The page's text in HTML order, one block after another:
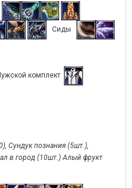
Сиды
комплект
Сундук познания (5шт.),
в город (10шт.) Алый фрукт